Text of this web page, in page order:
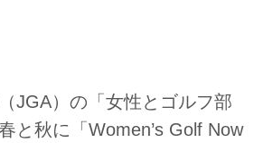
JGA）の「女性とゴルフ部
と秋に「Women’s Golf Now